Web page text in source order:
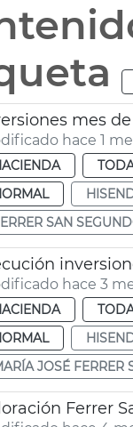
mes
hace 1
SAN
hace 3
JOSÉ FERRER
Ferrer